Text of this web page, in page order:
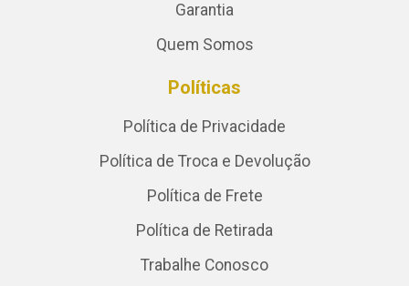
Garantia
Quem Somos
Políticas
Política de Privacidade
Política de Troca e Devolução
Política de Frete
Política de Retirada
Trabalhe Conosco